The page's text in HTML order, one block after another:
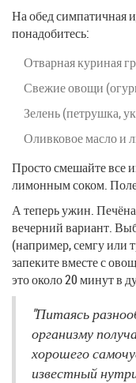
На обед симпатичная
понадобитесь:
Отварная куриная
Свежие овощи
Зелень (петрушка,
Оливковое масло и
Просто смешайте все
лимонным соком.
А теперь ужин.
вечерний вариант.
(например, семгу или
запеките вместе с
это около 20 минут в
"Питаясь
организму
хорошего
известный